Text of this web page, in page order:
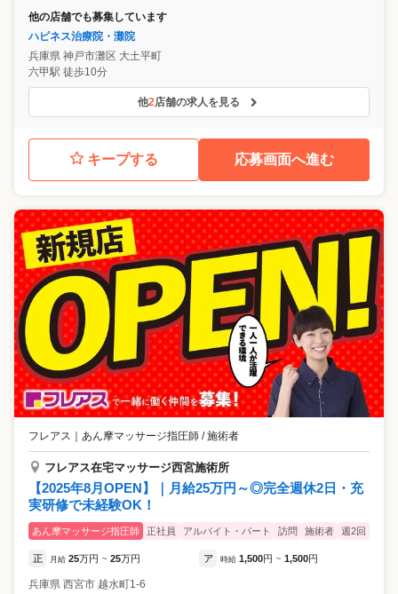
他の店舗でも募集しています
ハピネス治療院・灘院
兵庫県 神戸市灘区 大土平町
六甲駅 徒歩10分
他2店舗の求人を見る
キープする 応募画面へ進む
フレアス あん摩マッサージ指圧師 / 施術者
フレアス在宅マッサージ西宮施術所
【2025年8月OPEN】｜月給25万円～◎完全週休2日・充
実研修で未経験OK！
あん摩マッサージ指圧師 正社員 アルバイト・パート 訪問 施術者 週2回
正 月給 25万円 ~ 25万円 ア 時給 1,500円 ~ 1,500円
兵庫県 西宮市 越水町1-6